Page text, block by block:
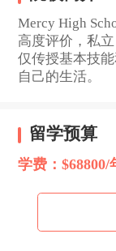
Mercy High
高度评价，私
仅传授基本技
自己的生活。
留学预算
学费：$68800/